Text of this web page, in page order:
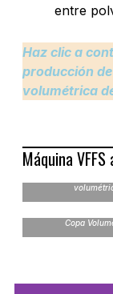
entre
Haz clic a
producción
volumétrica
Máquina
Copa